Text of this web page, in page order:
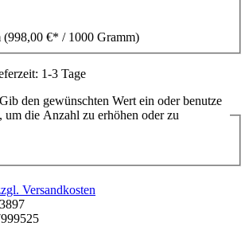
(998,00 €* / 1000 Gramm)
1-3 Tage
den gewünschten Wert ein oder benutze
um die Anzahl zu erhöhen oder zu
Versandkosten